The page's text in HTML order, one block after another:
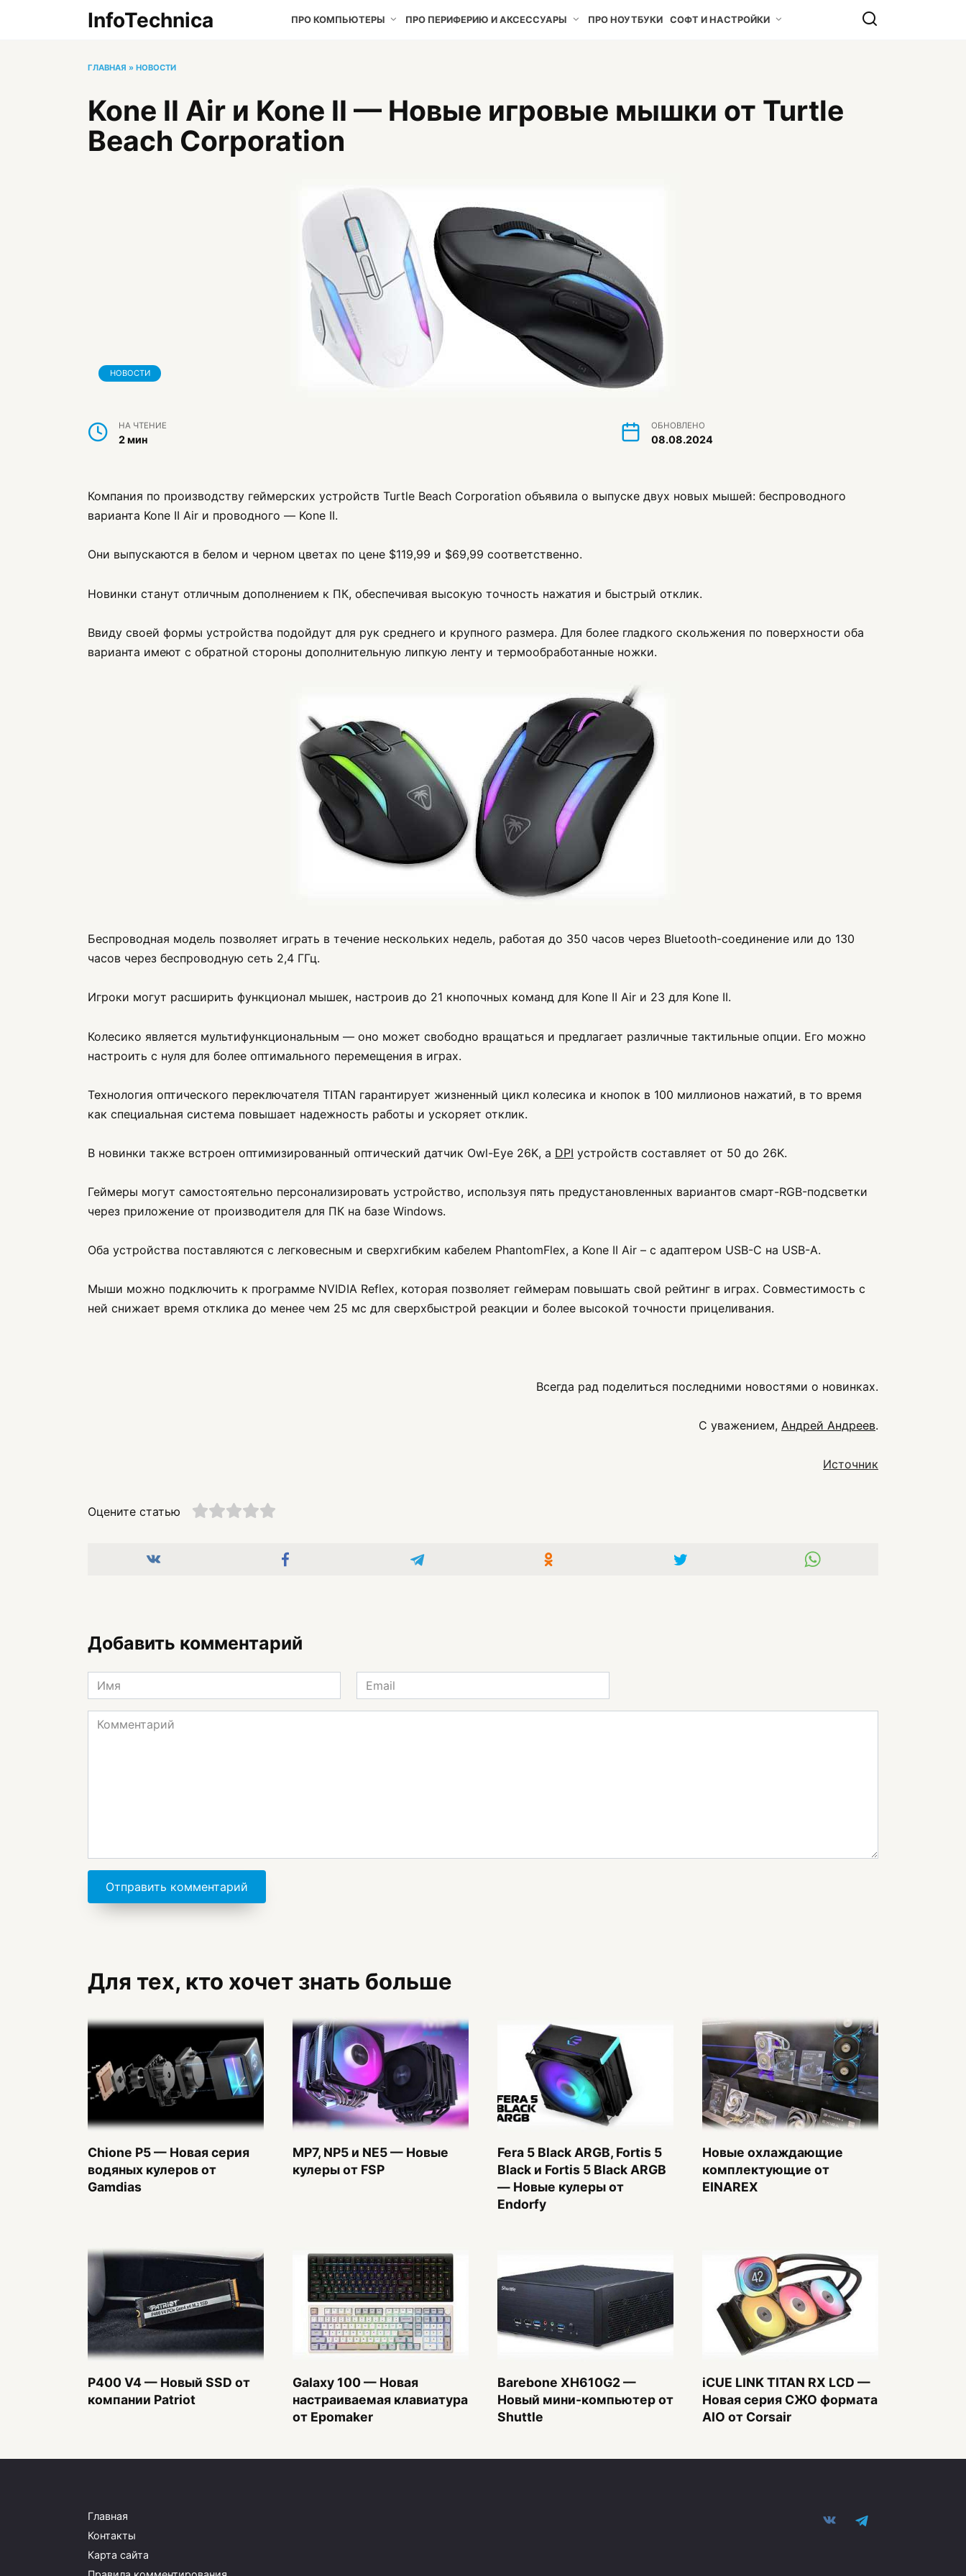
InfoTechnica ПРО КОМПЬЮТЕРЫ ПРО ПЕРИФЕРИЮ И АКСЕССУАРЫ ПРО НОУТБУКИ СОФТ И НАСТРОЙКИ
ГЛАВНАЯ » НОВОСТИ
Kone II Air и Kone II — Новые игровые мышки от Turtle
Beach Corporation
НОВОСТИ
НА ЧТЕНИЕ
2 мин
ОБНОВЛЕНО
08.08.2024
Компания по производству геймерских устройств Turtle Beach Corporation объявила о выпуске двух новых мышей: беспроводного
варианта Kone II Air и проводного — Kone II.
Они выпускаются в белом и черном цветах по цене $119,99 и $69,99 соответственно.
Новинки станут отличным дополнением к ПК, обеспечивая высокую точность нажатия и быстрый отклик.
Ввиду своей формы устройства подойдут для рук среднего и крупного размера. Для более гладкого скольжения по поверхности оба
варианта имеют с обратной стороны дополнительную липкую ленту и термообработанные ножки.
Беспроводная модель позволяет играть в течение нескольких недель, работая до 350 часов через Bluetooth-соединение или до 130
часов через беспроводную сеть 2,4 ГГц.
Игроки могут расширить функционал мышек, настроив до 21 кнопочных команд для Kone II Air и 23 для Kone II.
Колесико является мультифункциональным — оно может свободно вращаться и предлагает различные тактильные опции. Его можно
настроить с нуля для более оптимального перемещения в играх.
Технология оптического переключателя TITAN гарантирует жизненный цикл колесика и кнопок в 100 миллионов нажатий, в то время
как специальная система повышает надежность работы и ускоряет отклик.
В новинки также встроен оптимизированный оптический датчик Owl-Eye 26K, а DPI устройств составляет от 50 до 26K.
Геймеры могут самостоятельно персонализировать устройство, используя пять предустановленных вариантов смарт-RGB-подсветки
через приложение от производителя для ПК на базе Windows.
Оба устройства поставляются с легковесным и сверхгибким кабелем PhantomFlex, а Kone II Air – с адаптером USB-C на USB-A.
Мыши можно подключить к программе NVIDIA Reflex, которая позволяет геймерам повышать свой рейтинг в играх. Совместимость с
ней снижает время отклика до менее чем 25 мс для сверхбыстрой реакции и более высокой точности прицеливания.
Всегда рад поделиться последними новостями о новинках.
С уважением, Андрей Андреев.
Источник
Оцените статью
Добавить комментарий
Имя
*
Email
*
Комментарий
Для тех, кто хочет знать больше
Chione P5 — Новая серия
водяных кулеров от
Gamdias
MP7, NP5 и NE5 — Новые
кулеры от FSP
Fera 5 Black ARGB, Fortis 5
Black и Fortis 5 Black ARGB
— Новые кулеры от
Endorfy
Новые охлаждающие
комплектующие от
EINAREX
P400 V4 — Новый SSD от
компании Patriot
Galaxy 100 — Новая
настраиваемая клавиатура
от Epomaker
Barebone XH610G2 —
Новый мини-компьютер от
Shuttle
iCUE LINK TITAN RX LCD —
Новая серия СЖО формата
AIO от Corsair
Главная
Контакты
Карта сайта